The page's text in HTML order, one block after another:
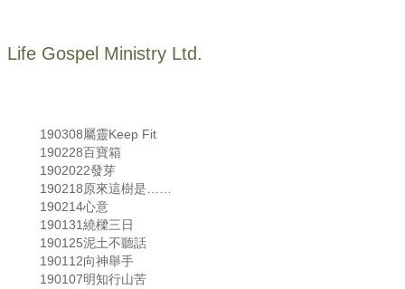
Life Gospel Ministry Ltd.
190308屬靈Keep Fit
190228百寶箱
1902022發芽
190218原來這樹是……
190214心意
190131繞樑三日
190125泥土不聽話
190112向神舉手
190107明知行山苦